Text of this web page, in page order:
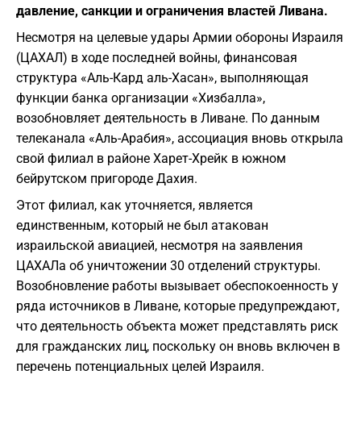
давление, санкции и ограничения властей Ливана.
Несмотря на целевые удары Армии обороны Израиля
(ЦАХАЛ) в ходе последней войны, финансовая
структура «Аль-Кард аль-Хасан», выполняющая
функции банка организации «Хизбалла»,
возобновляет деятельность в Ливане. По данным
телеканала «Аль-Арабия», ассоциация вновь открыла
свой филиал в районе Харет-Хрейк в южном
бейрутском пригороде Дахия.
Этот филиал, как уточняется, является
единственным, который не был атакован
израильской авиацией, несмотря на заявления
ЦАХАЛа об уничтожении 30 отделений структуры.
Возобновление работы вызывает обеспокоенность у
ряда источников в Ливане, которые предупреждают,
что деятельность объекта может представлять риск
для гражданских лиц, поскольку он вновь включен в
перечень потенциальных целей Израиля.